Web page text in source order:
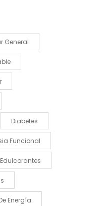
General
Diabetes
Funcional
Edulcorantes
Energía